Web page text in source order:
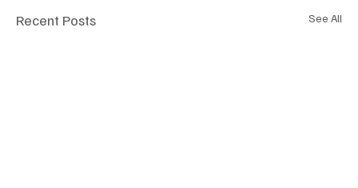
Recent Posts See All